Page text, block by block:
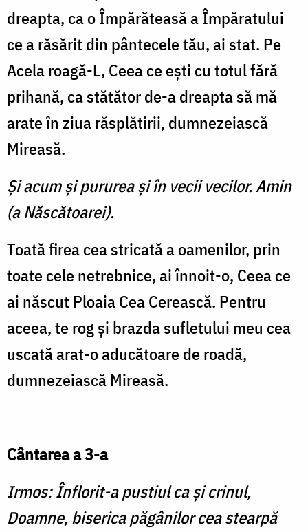
dreapta, ca o Împărăteasă a Împăratului
ce a răsărit din pântecele tău, ai stat. Pe
Acela roagă-L, Ceea ce eşti cu totul fără
prihană, ca stătător de-a dreapta să mă
arate în ziua răsplătirii, dumnezeiască
Mireasă.
Şi acum şi pururea şi în vecii vecilor. Amin
(a Născătoarei).
Toată firea cea stricată a oamenilor, prin
toate cele netrebnice, ai înnoit-o, Ceea ce
ai născut Ploaia Cea Cerească. Pentru
aceea, te rog şi brazda sufletului meu cea
uscată arat-o aducătoare de roadă,
dumnezeiască Mireasă.
Cântarea a 3-a
Irmos: Înflorit-a pustiul ca şi crinul,
Doamne, biserica păgânilor cea stearpă